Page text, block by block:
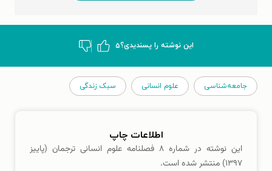
این نوشته‌ را پسندیدی؟۵
جامعه‌شناسی علوم انسانی سبک زندگی
اطلاعات چاپ
این نوشته در شماره ۸ فصلنامه علوم انسانی ترجمان (پاییز
۱۳۹۷) منتشر شده است.